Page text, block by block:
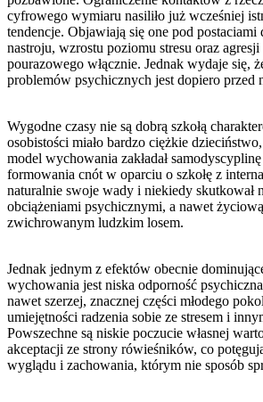
cyfrowego wymiaru nasiliło już wcześniej
tendencje. Objawiają się one pod postaciami
nastroju, wzrostu poziomu stresu oraz agresji
pourazowego włącznie. Jednak wydaje się,
problemów psychicznych jest dopiero przed
Wygodne czasy nie są dobrą szkołą
osobistości miało bardzo ciężkie
model wychowania zakładał
formowania cnót w oparciu o szkołę z
naturalnie swoje wady i niekiedy skutkował
obciążeniami psychicznymi, a nawet
zwichrowanym ludzkim losem.
Jednak jednym z efektów obecnie
wychowania jest niska odporność
nawet szerzej, znacznej części młodego
umiejętności radzenia sobie ze stresem i
Powszechne są niskie poczucie własnej
akceptacji ze strony rówieśników, co
wyglądu i zachowania, którym nie sposób